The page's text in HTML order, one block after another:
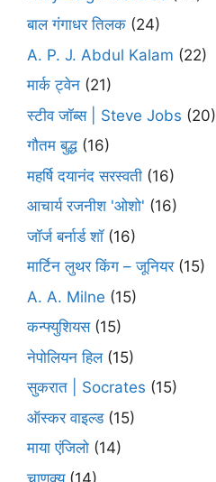
बाल गंगाधर तिलक (24)
A. P. J. Abdul Kalam (22)
मार्क ट्वेन (21)
स्टीव जॉब्स | Steve Jobs (20)
गौतम बुद्ध (16)
महर्षि दयानंद सरस्वती (16)
आचार्य रजनीश 'ओशो' (16)
जॉर्ज बर्नार्ड शॉ(16)
मार्टिन लुथर किंग – जूनियर(15)
A. A. Milne (15)
कन्फ्युशियस(15)
नेपोलियन हिल(15)
सुकरात | Socrates (15)
ऑस्कर वाइल्ड(15)
माया एंजिलो (14)
चाणक्य(14)